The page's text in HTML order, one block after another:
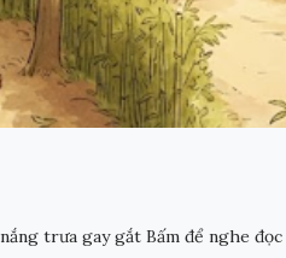
trưa gay gắt Bấm để nghe